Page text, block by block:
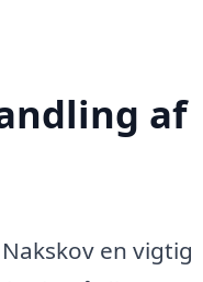
af
en vigtig